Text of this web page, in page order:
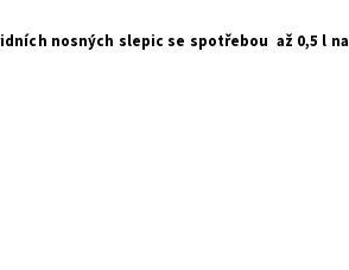
nosných slepic se spotřebou až 0,5 l